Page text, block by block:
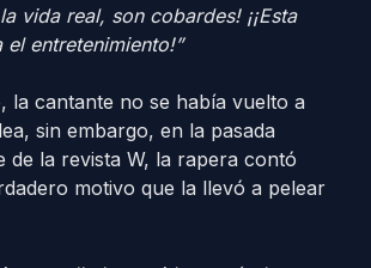
vida real, son cobardes! ¡¡Esta
entretenimiento!”
la cantante no se había vuelto a
sin embargo, en la pasada
de la revista W, la rapera contó
motivo que la llevó a pelear